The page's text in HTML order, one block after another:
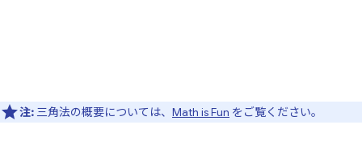
注: 三角法の概要については、 Math is Fun をご覧ください。